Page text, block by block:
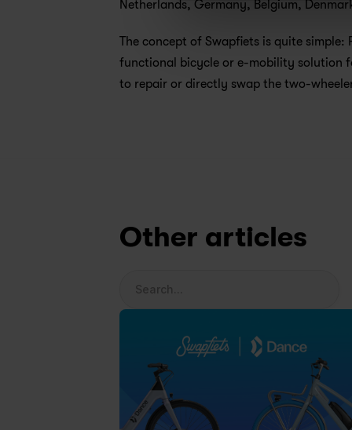
Netherlands, Germany, Belgium,
The concept of Swapfiets is quite
functional bicycle or e-mobility solution
to repair or directly swap the two-
Other articles
Search...